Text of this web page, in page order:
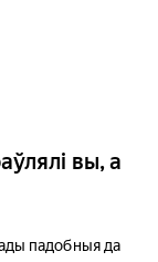
вы, а
падобныя да